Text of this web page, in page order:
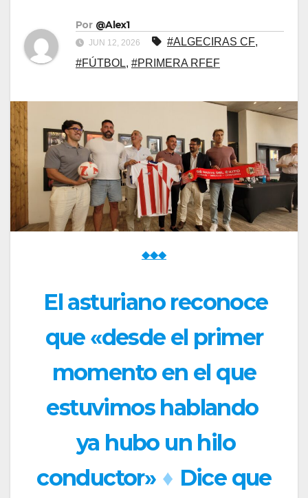
Por @Alex1
JUN 12, 2026 #ALGECIRAS CF,
#FÚTBOL, #PRIMERA RFEF
◆◆◆
El asturiano reconoce
que «desde el primer
momento en el que
estuvimos hablando
ya hubo un hilo
conductor» ♦ Dice que